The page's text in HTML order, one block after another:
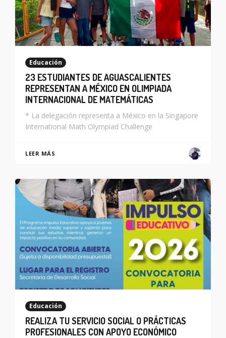
Educación
23 ESTUDIANTES DE AGUASCALIENTES
REPRESENTAN A MÉXICO EN OLIMPIADA
INTERNACIONAL DE MATEMÁTICAS
* La delegación representa a México en la Singapore
International Math Olympiad Challenge
LEER MÁS
Educación
REALIZA TU SERVICIO SOCIAL O PRÁCTICAS
PROFESIONALES CON APOYO ECONÓMICO